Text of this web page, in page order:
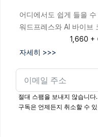
어디에서도 쉽게 들을 수
워드프레스와 AI 바이브
1,660 +
자세히 >>>
절대 스팸을 보내지 않습니다.
구독은 언제든지 취소할 수